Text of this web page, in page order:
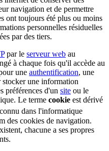
navigation et de permettre
ont toujours été plus ou moins
personnelles résiduelles
par des tiers.
par le serveur web au
à chaque fois qu'il accède au
une authentification, une
stocker une information
préférences d'un site ou le
Le terme cookie est dérivé
dans l'informatique
des cookies de navigation.
chacune a ses propres